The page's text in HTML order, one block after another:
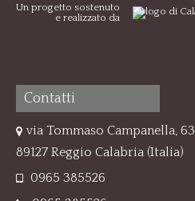
Un progetto sostenuto
e realizzato da
Contatti
via Tommaso Campanella, 63
89127 Reggio Calabria (Italia)
0965 385526